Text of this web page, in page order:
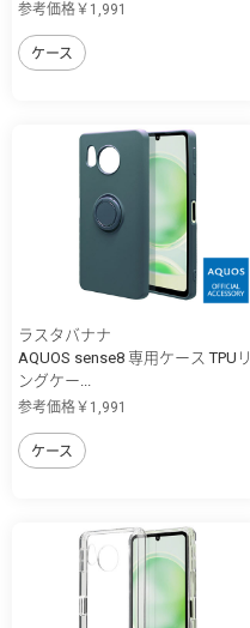
参考価格￥1,991
ケース
ラスタバナナ
AQUOS sense8 専用ケース TPUリ
ングケー...
参考価格￥1,991
ケース